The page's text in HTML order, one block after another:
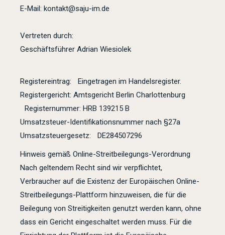
E-Mail: kontakt@saju-im.de
Vertreten durch:
Geschäftsführer Adrian Wiesiolek
Registereintrag: Eingetragen im Handelsregister.
Registergericht: Amtsgericht Berlin Charlottenburg
Registernummer: HRB 139215 B
Umsatzsteuer-Identifikationsnummer nach §27a
Umsatzsteuergesetz: DE284507296
Hinweis gemäß Online-Streitbeilegungs-Verordnung
Nach geltendem Recht sind wir verpflichtet,
Verbraucher auf die Existenz der Europäischen Online-
Streitbeilegungs-Plattform hinzuweisen, die für die
Beilegung von Streitigkeiten genutzt werden kann, ohne
dass ein Gericht eingeschaltet werden muss. Für die